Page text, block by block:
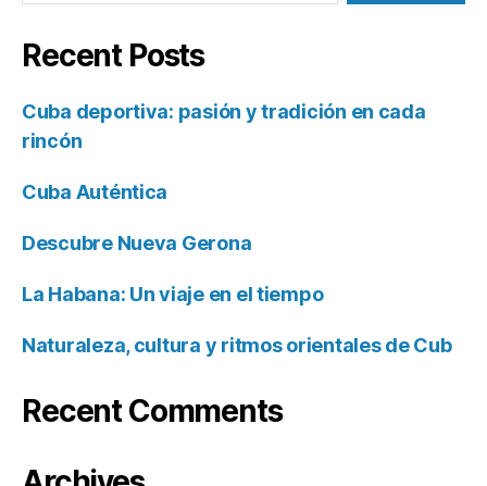
Recent Posts
Cuba deportiva: pasión y tradición en cada
rincón
Cuba Auténtica
Descubre Nueva Gerona
La Habana: Un viaje en el tiempo
Naturaleza, cultura y ritmos orientales de Cub
Recent Comments